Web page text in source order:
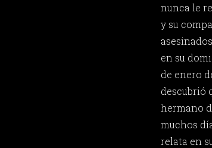
nunca le
y su
en su
de enero
descubrió
hermano
muchos
relata en